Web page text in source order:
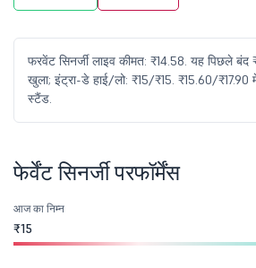
फरवेंट सिनर्जी लाइव कीमत: ₹14.58. यह पिछले बंद
खुला; इंट्रा-डे हाई/लो: ₹15/₹15. ₹15.60/
स्टैंड.
फेर्वेंट सिनर्जी परफॉर्मेंस
आज का निम्न
₹15